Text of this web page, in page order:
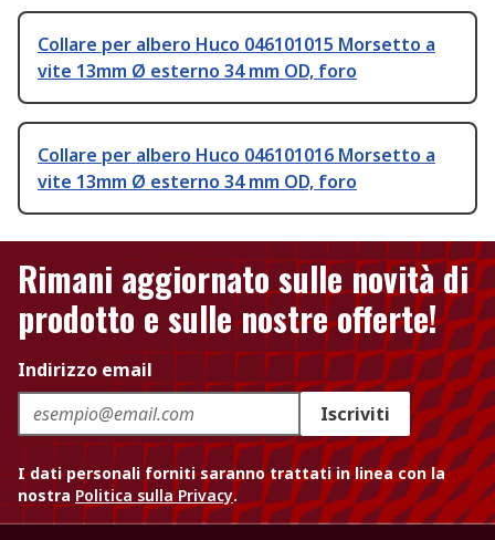
Collare per albero Huco 046101015 Morsetto a
vite 13mm Ø esterno 34 mm OD, foro
Collare per albero Huco 046101016 Morsetto a
vite 13mm Ø esterno 34 mm OD, foro
Rimani aggiornato sulle novità di
prodotto e sulle nostre offerte!
Indirizzo email
Iscriviti
I dati personali forniti saranno trattati in linea con la
nostra Politica sulla Privacy.